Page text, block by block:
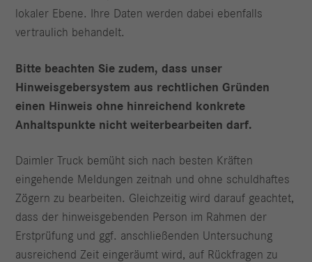
lokaler Ebene. Ihre Daten werden dabei ebenfalls
vertraulich behandelt.
Bitte beachten Sie zudem, dass unser
Hinweisgebersystem aus rechtlichen Gründen
einen Hinweis ohne hinreichend konkrete
Anhaltspunkte nicht weiterbearbeiten darf.
Daimler Truck bemüht sich nach besten Kräften
eingehende Meldungen zeitnah und ohne schuldhaftes
Zögern zu bearbeiten. Gleichzeitig wird darauf geachtet,
dass der hinweisgebenden Person im Rahmen der
Erstprüfung und ggf. anschließenden Untersuchung
ausreichend Zeit eingeräumt wird, auf Rückfragen zu